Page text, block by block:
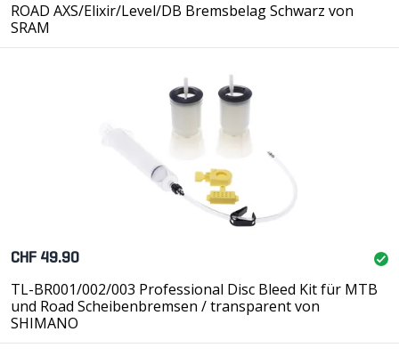
ROAD AXS/Elixir/Level/DB Bremsbelag Schwarz von
SRAM
CHF 49.90
TL-BR001/002/003 Professional Disc Bleed Kit für MTB
und Road Scheibenbremsen / transparent von
SHIMANO